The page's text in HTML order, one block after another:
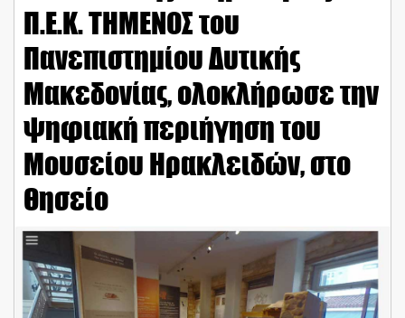
Π.Ε.Κ. ΤΗΜΕΝΟΣ του
Πανεπιστημίου Δυτικής
Μακεδονίας, ολοκλήρωσε την
ψηφιακή περιήγηση του
Μουσείου Ηρακλειδών, στο
Θησείο